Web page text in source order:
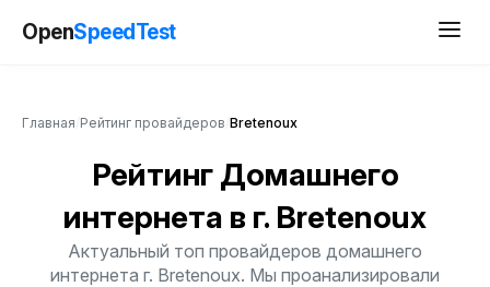
OpenSpeedTest
Главная Рейтинг провайдеров Bretenoux
Рейтинг Домашнего
интернета в г. Bretenoux
Актуальный топ провайдеров домашнего
интернета г. Bretenoux. Мы проанализировали